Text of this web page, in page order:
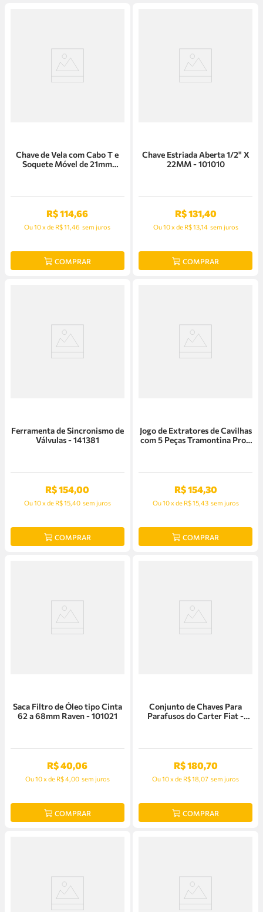
Chave de Vela com Cabo T e
Soquete Móvel de 21mm
R$114,66
Ou10xde R$ 11,46 sem juros
COMPRAR
Chave Estriada Aberta 1/2" X
22MM - 101010
R$131,40
Ou10xde R$ 13,14 sem juros
COMPRAR
Ferramenta de Sincronismo de
Válvulas - 141381
R$154,00
Ou10xde R$ 15,40 sem juros
COMPRAR
Jogo de Extratores de Cavilhas
com 5 Peças Tramontina Pro -
R$154,30
Ou10xde R$ 15,43 sem juros
COMPRAR
Saca Filtro de Óleo tipo Cinta
62 a 68mm Raven - 101021
R$40,06
Ou10xde R$ 4,00 sem juros
COMPRAR
Conjunto de Chaves Para
Parafusos do Carter Fiat -
R$180,70
Ou10xde R$ 18,07 sem juros
COMPRAR